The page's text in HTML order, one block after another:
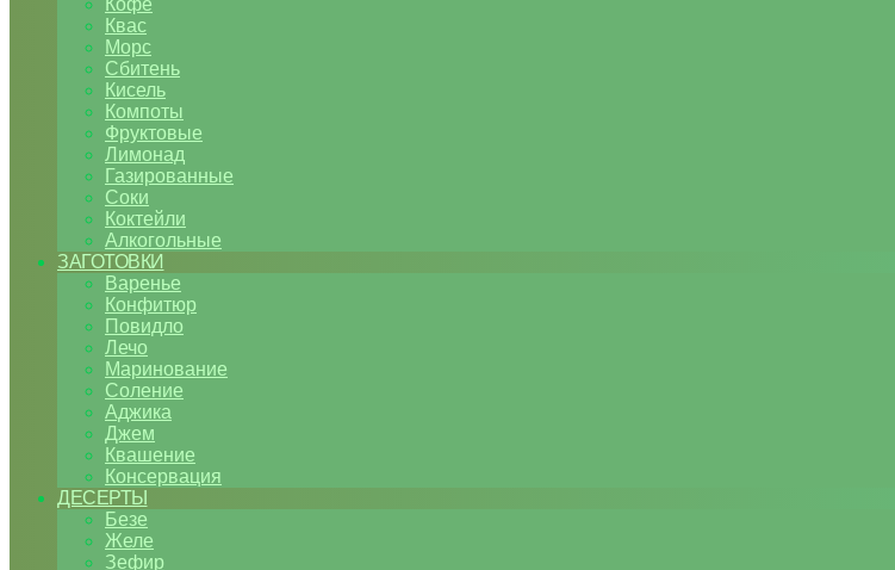
Кофе
Квас
Морс
Сбитень
Кисель
Компоты
Фруктовые
Лимонад
Газированные
Соки
Коктейли
Алкогольные
ЗАГОТОВКИ
Варенье
Конфитюр
Повидло
Лечо
Маринование
Соление
Аджика
Джем
Квашение
Консервация
ДЕСЕРТЫ
Безе
Желе
Зефир